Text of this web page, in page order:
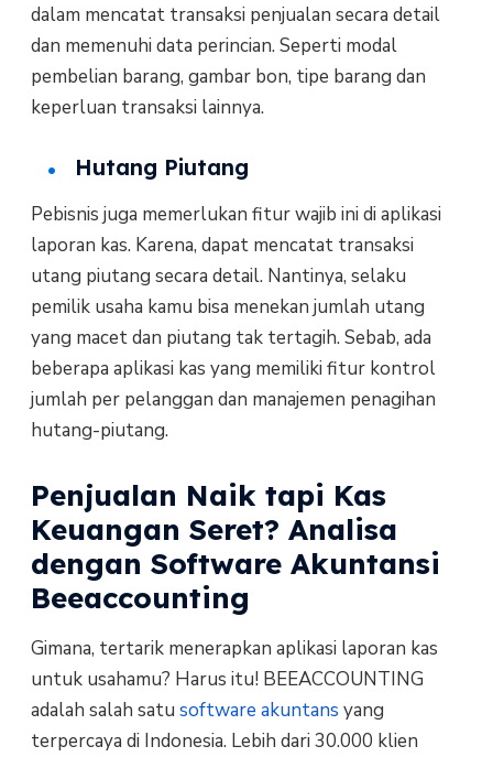
dalam mencatat transaksi penjualan secara detail
dan memenuhi data perincian. Seperti modal
pembelian barang, gambar bon, tipe barang dan
keperluan transaksi lainnya.
Hutang Piutang
Pebisnis juga memerlukan fitur wajib ini di aplikasi
laporan kas. Karena, dapat mencatat transaksi
utang piutang secara detail. Nantinya, selaku
pemilik usaha kamu bisa menekan jumlah utang
yang macet dan piutang tak tertagih. Sebab, ada
beberapa aplikasi kas yang memiliki fitur kontrol
jumlah per pelanggan dan manajemen penagihan
hutang-piutang.
Penjualan Naik tapi Kas
Keuangan Seret? Analisa
dengan Software Akuntansi
Beeaccounting
Gimana, tertarik menerapkan aplikasi laporan kas
untuk usahamu? Harus itu! BEEACCOUNTING
adalah salah satu software akuntans yang
terpercaya di Indonesia. Lebih dari 30.000 klien